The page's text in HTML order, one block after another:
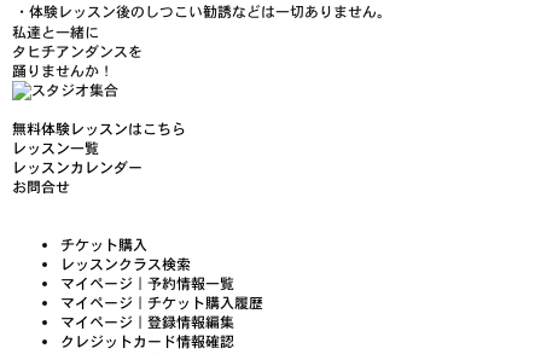
・体験レッスン後のしつこい勧誘などは一切ありません。
私達と一緒に
タヒチアンダンスを
踊りませんか！
無料体験レッスンはこちら
レッスン一覧
レッスンカレンダー
お問合せ
チケット購入
レッスンクラス検索
マイページ｜予約情報一覧
マイページ｜チケット購入履歴
マイページ｜登録情報編集
クレジットカード情報確認